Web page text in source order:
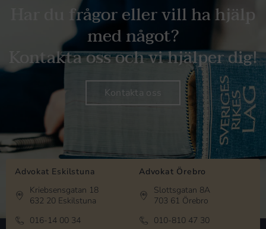
Har du frågor eller vill ha hjälp
med något?
Kontakta oss och vi hjälper dig!
Kontakta oss
Advokat Eskilstuna
Kriebsensgatan 18
632 20 Eskilstuna
016-14 00 34
Advokat Örebro
Slottsgatan 8A
703 61 Örebro
010-810 47 30